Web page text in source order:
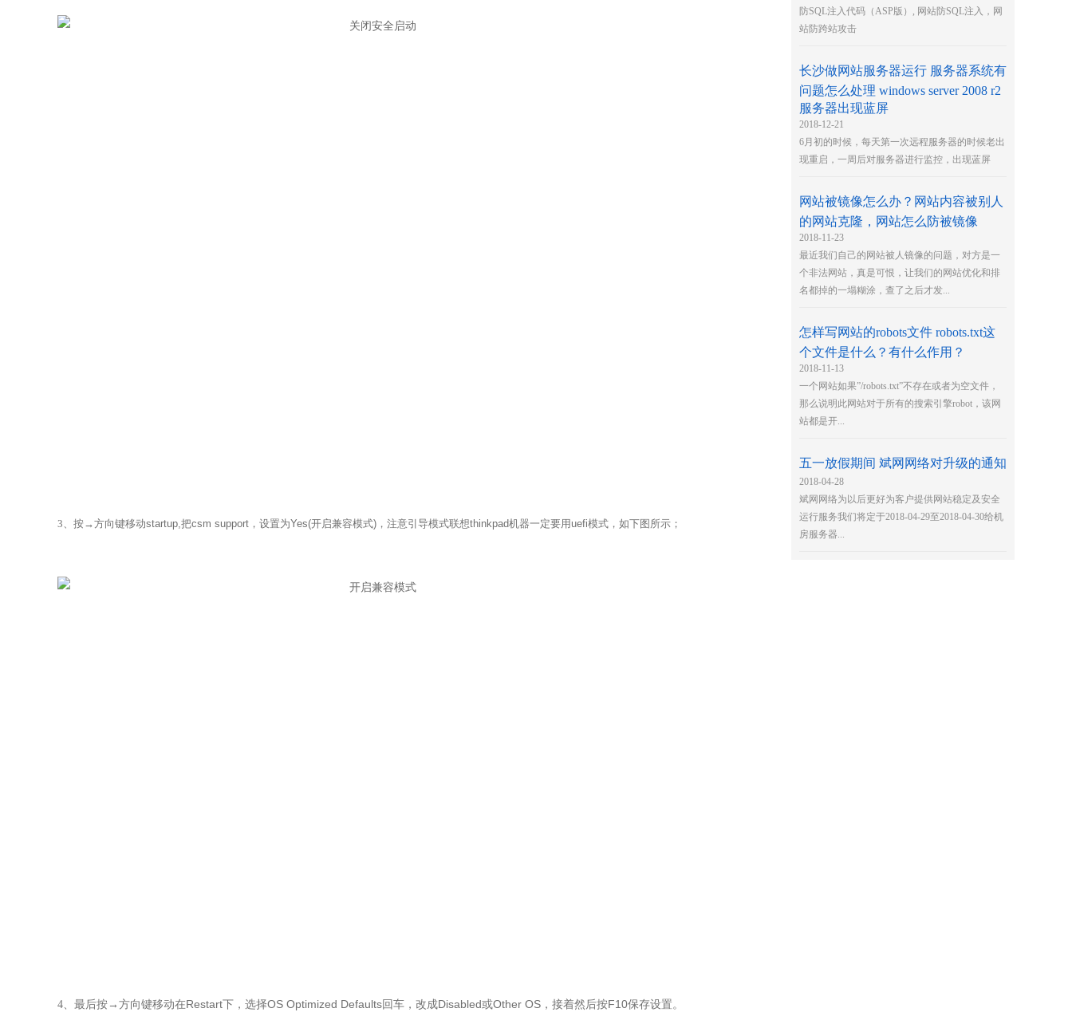
3、 按→方向键移动startup,把csm support，设置为Yes(开启兼容模式)，注意引导模式联想thinkpad机器一定要用uefi模式，如下图所示；
4、最后按 → 方向键移动在Restart下，选择OS Optimized Defaults回车，改成Disabled或Other OS，接着然后按F10保存设置。
防SQL注入代码（ASP版）, 网站防SQL注入，网
站防跨站攻击
长沙做网站服务器运行 服务器系统有
问题怎么处理 windows server 2008 r2
服务器出现蓝屏
2018-12-21
6月初的时候，每天第一次远程服务器的时候老出
现重启，一周后对服务器进行监控，出现蓝屏
网站被镜像怎么办？网站内容被别人
的网站克隆，网站怎么防被镜像
2018-11-23
最近我们自己的网站被人镜像的问题，对方是一
个非法网站，真是可恨，让我们的网站优化和排
名都掉的一塌糊涂，查了之后才发...
怎样写网站的robots文件 robots.txt这
个文件是什么？有什么作用？
2018-11-13
一个网站如果”/robots.txt”不存在或者为空文件，
那么说明此网站对于所有的搜索引擎robot，该网
站都是开...
五一放假期间 斌网网络对升级的通知
2018-04-28
斌网网络为以后更好为客户提供网站稳定及安全
运行服务我们将定于2018-04-29至2018-04-30给机
房服务器...